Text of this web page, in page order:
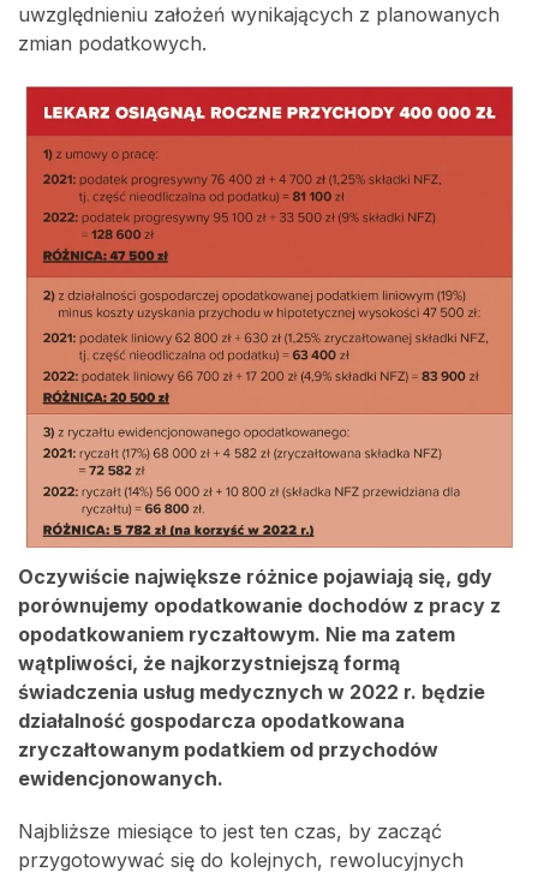
uwzględnieniu założeń wynikających z planowanych
zmian podatkowych.
Oczywiście największe różnice pojawiają się, gdy
porównujemy opodatkowanie dochodów z pracy z
opodatkowaniem ryczałtowym. Nie ma zatem
wątpliwości, że najkorzystniejszą formą
świadczenia usług medycznych w 2022 r. będzie
działalność gospodarcza opodatkowana
zryczałtowanym podatkiem od przychodów
ewidencjonowanych.
Najbliższe miesiące to jest ten czas, by zacząć
przygotowywać się do kolejnych, rewolucyjnych